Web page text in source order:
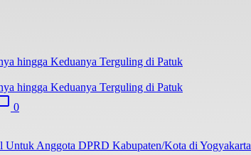
hingga Keduanya Terguling di Patuk
0
Untuk Anggota DPRD Kabupaten/Kota di Yogyakarta